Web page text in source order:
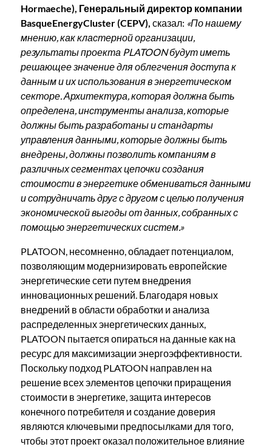
Hormaeche), Генеральный директор компании
BasqueEnergyCluster (CEPV), сказал: «По нашему
мнению, как кластерной организации,
результаты проекта PLATOON будут иметь
решающее значение для облегчения доступа к
данным и их использования в энергетическом
секторе. Архитектура, которая должна быть
определена, инструменты анализа, которые
должны быть разработаны и стандарты
управления данными, которые должны быть
внедрены, должны позволить компаниям в
различных сегментах цепочки создания
стоимости в энергетике обмениваться данными
и сотрудничать друг с другом с целью получения
экономической выгоды от данных, собранных с
помощью энергетических систем.»
PLATOON, несомненно, обладает потенциалом,
позволяющим модернизировать европейские
энергетические сети путем внедрения
инновационных решений. Благодаря новых
внедрений в области обработки и анализа
распределенных энергетических данных,
PLATOON пытается опираться на данные как на
ресурс для максимизации энергоэффективности.
Поскольку подход PLATOON направлен на
решение всех элементов цепочки приращения
стоимости в энергетике, защита интересов
конечного потребителя и создание доверия
являются ключевыми предпосылками для того,
чтобы этот проект оказал положительное влияние